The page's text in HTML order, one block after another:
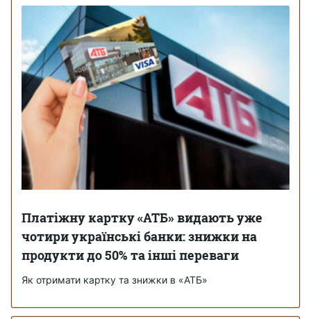
Платіжну картку «АТБ» видають уже
чотири українські банки: знижки на
продукти до 50% та інші переваги
Як отримати картку та знижки в «АТБ»